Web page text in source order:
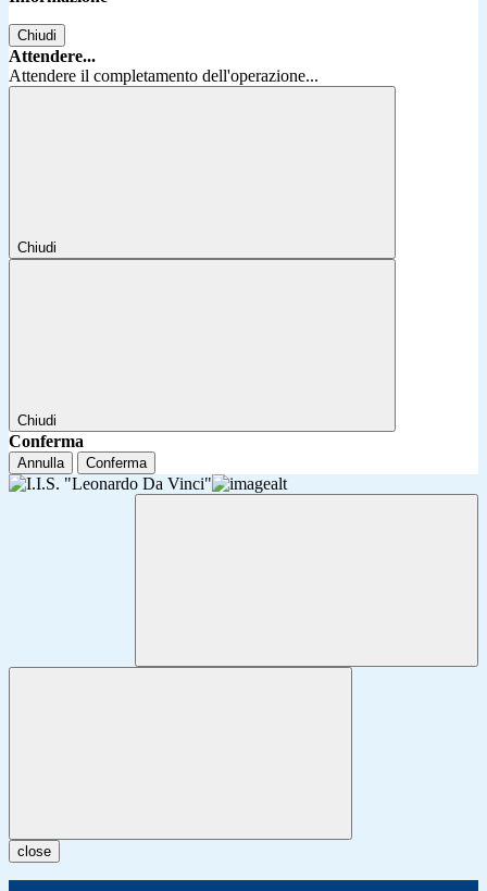
Chiudi
Attendere...
Attendere il completamento dell'operazione...
Chiudi
Chiudi
Conferma
Annulla Conferma
close